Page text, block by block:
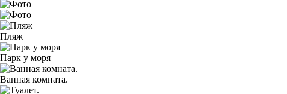
Пляж
Парк у моря
Ванная комната.